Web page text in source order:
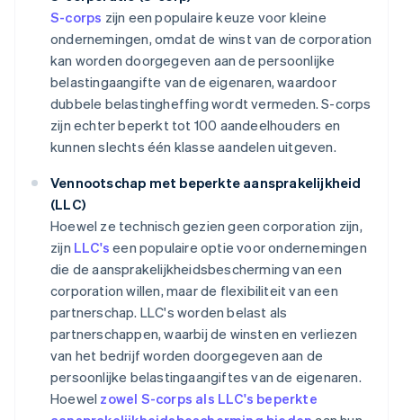
S-corps zijn een populaire keuze voor kleine
ondernemingen, omdat de winst van de corporation
kan worden doorgegeven aan de persoonlijke
belastingaangifte van de eigenaren, waardoor
dubbele belastingheffing wordt vermeden. S-corps
zijn echter beperkt tot 100 aandeelhouders en
kunnen slechts één klasse aandelen uitgeven.
Vennootschap met beperkte aansprakelijkheid
(LLC)
Hoewel ze technisch gezien geen corporation zijn,
zijn LLC's een populaire optie voor ondernemingen
die de aansprakelijkheidsbescherming van een
corporation willen, maar de flexibiliteit van een
partnerschap. LLC's worden belast als
partnerschappen, waarbij de winsten en verliezen
van het bedrijf worden doorgegeven aan de
persoonlijke belastingaangiftes van de eigenaren.
Hoewel zowel S-corps als LLC's beperkte